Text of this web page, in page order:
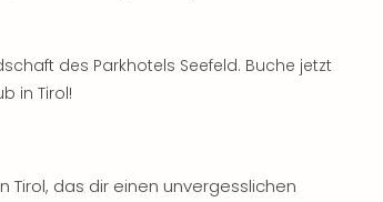
des Parkhotels Seefeld. Buche jetzt
in Tirol!
Tirol, das dir einen unvergesslichen